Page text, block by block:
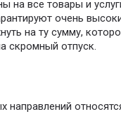
на все товары и
очень
на ту сумму,
скромный отпуск.
направлений